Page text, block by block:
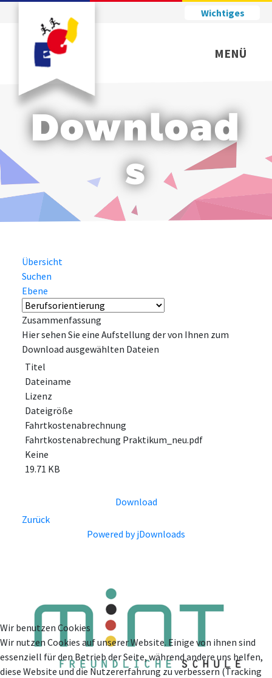
Wichtiges
MENÜ
Download
s
Übersicht
Suchen
Ebene
Zusammenfassung
Hier sehen Sie eine Aufstellung der von Ihnen zum
Download ausgewählten Dateien
Titel
Dateiname
Lizenz
Dateigröße
Fahrtkostenabrechnung
Fahrtkostenabrechung Praktikum_neu.pdf
Keine
19.71 KB
Download
Zurück
Powered by jDownloads
Wir benutzen Cookies
Wir nutzen Cookies auf unserer Website. Einige von ihnen sind
essenziell für den Betrieb der Seite, während andere uns helfen,
diese Website und die Nutzererfahrung zu verbessern (Tracking